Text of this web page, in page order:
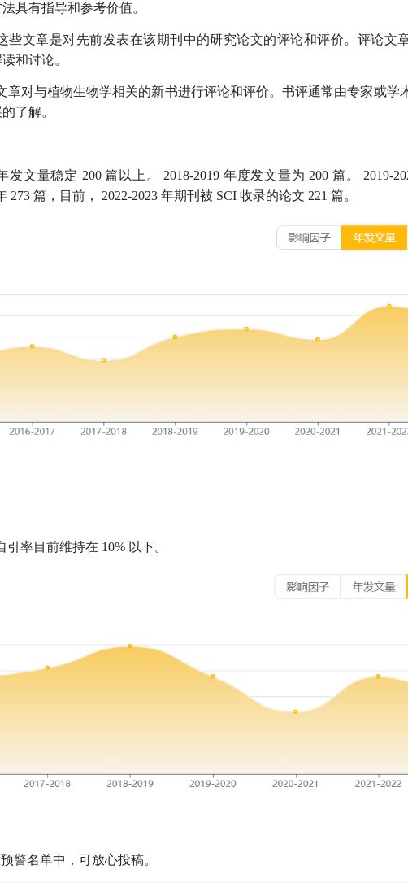
具有指导和参考价值。
些文章是对先前发表在该期刊中的研究论文的评论和评价。评论文
和讨论。
章对与植物生物学相关的新书进行评论和评价。书评通常由专家或学
了解。
发文量稳定 200 篇以上。 2018-2019 年度发文量为 200 篇。 2019-
273 篇，目前， 2022-2023 年期刊被 SCI 收录的论文 221 篇。
引率目前维持在 10% 以下。
警名单中，可放心投稿。